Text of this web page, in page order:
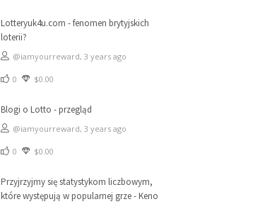
Lotteryuk4u.com - fenomen brytyjskich
loterii?
@iamyourreward, 3 years ago
0 $0.00
Blogi o Lotto - przegląd
@iamyourreward, 3 years ago
0 $0.00
Przyjrzyjmy się statystykom liczbowym,
które występują w popularnej grze - Keno